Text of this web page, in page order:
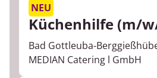
Psychologie &
Recht
NEU
Küchenhilfe (m/
Bad Gottleuba-
MEDIAN Catering l GmbH